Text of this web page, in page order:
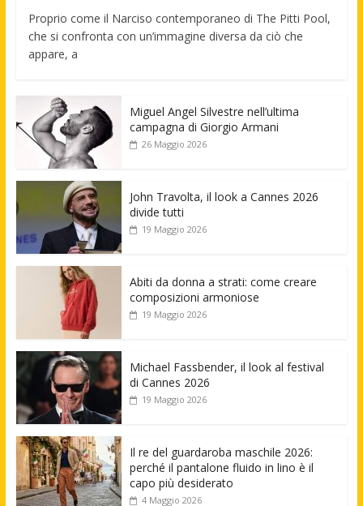
Proprio come il Narciso contemporaneo di The Pitti Pool,
che si confronta con un’immagine diversa da ciò che
appare, a
Miguel Angel Silvestre nell’ultima
campagna di Giorgio Armani
26 Maggio 2026
John Travolta, il look a Cannes 2026
divide tutti
19 Maggio 2026
Abiti da donna a strati: come creare
composizioni armoniose
19 Maggio 2026
Michael Fassbender, il look al festival
di Cannes 2026
19 Maggio 2026
Il re del guardaroba maschile 2026:
perché il pantalone fluido in lino è il
capo più desiderato
4 Maggio 2026